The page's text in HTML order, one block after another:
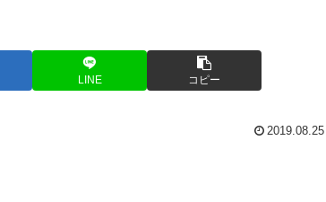
LINE コピー
2019.08.25